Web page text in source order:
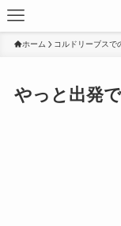
ホーム コルドリーブスで
やっと出発